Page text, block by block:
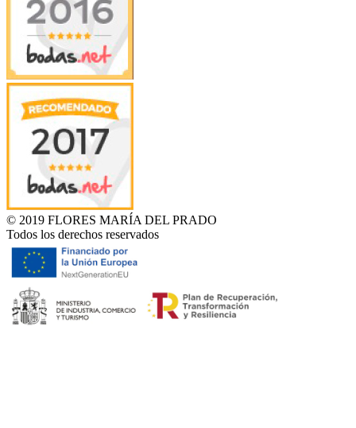
© 2019 FLORES MARÍA DEL PRADO
Todos los derechos reservados